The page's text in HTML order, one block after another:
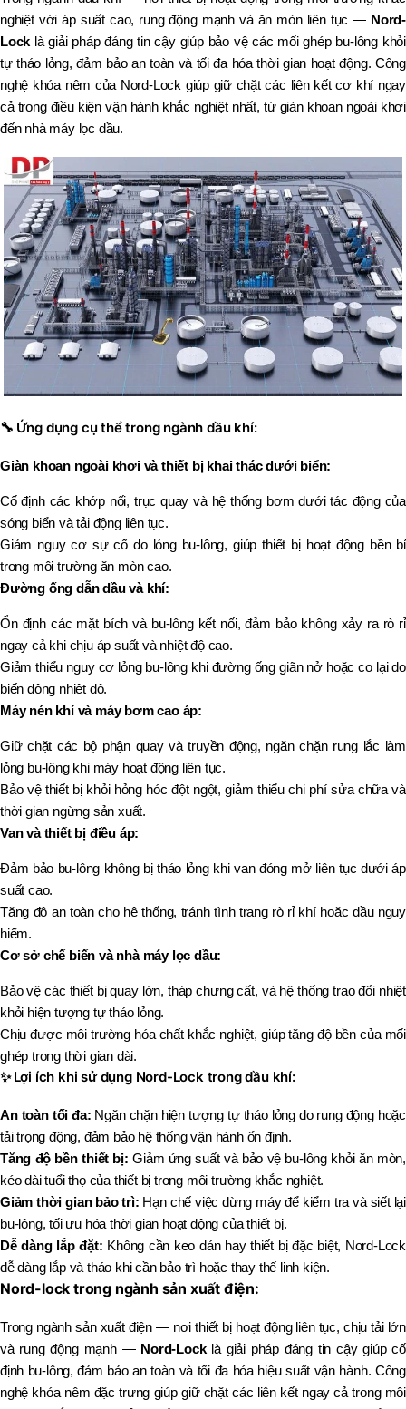
nghiệt với áp suất cao, rung động mạnh và ăn mòn liên tục — Nord-
Lock là giải pháp đáng tin cậy giúp bảo vệ các mối ghép bu-lông khỏi
tự tháo lỏng, đảm bảo an toàn và tối đa hóa thời gian hoạt động. Công
nghệ khóa nêm của Nord-Lock giúp giữ chặt các liên kết cơ khí ngay
cả trong điều kiện vận hành khắc nghiệt nhất, từ giàn khoan ngoài khơi
đến nhà máy lọc dầu.
🔧 Ứng dụng cụ thể trong ngành dầu khí:
Giàn khoan ngoài khơi và thiết bị khai thác dưới biển:
Cố định các khớp nối, trục quay và hệ thống bơm dưới tác động của
sóng biển và tải động liên tục.
Giảm nguy cơ sự cố do lỏng bu-lông, giúp thiết bị hoạt động bền bỉ
trong môi trường ăn mòn cao.
Đường ống dẫn dầu và khí:
Ổn định các mặt bích và bu-lông kết nối, đảm bảo không xảy ra rò rỉ
ngay cả khi chịu áp suất và nhiệt độ cao.
Giảm thiểu nguy cơ lỏng bu-lông khi đường ống giãn nở hoặc co lại do
biến động nhiệt độ.
Máy nén khí và máy bơm cao áp:
Giữ chặt các bộ phận quay và truyền động, ngăn chặn rung lắc làm
lỏng bu-lông khi máy hoạt động liên tục.
Bảo vệ thiết bị khỏi hỏng hóc đột ngột, giảm thiểu chi phí sửa chữa và
thời gian ngừng sản xuất.
Van và thiết bị điều áp:
Đảm bảo bu-lông không bị tháo lỏng khi van đóng mở liên tục dưới áp
suất cao.
Tăng độ an toàn cho hệ thống, tránh tình trạng rò rỉ khí hoặc dầu nguy
hiểm.
Cơ sở chế biến và nhà máy lọc dầu:
Bảo vệ các thiết bị quay lớn, tháp chưng cất, và hệ thống trao đổi nhiệt
khỏi hiện tượng tự tháo lỏng.
Chịu được môi trường hóa chất khắc nghiệt, giúp tăng độ bền của mối
ghép trong thời gian dài.
✨Lợi ích khi sử dụng Nord-Lock trong dầu khí:
An toàn tối đa: Ngăn chặn hiện tượng tự tháo lỏng do rung động hoặc
tải trọng động, đảm bảo hệ thống vận hành ổn định.
Tăng độ bền thiết bị: Giảm ứng suất và bảo vệ bu-lông khỏi ăn mòn,
kéo dài tuổi thọ của thiết bị trong môi trường khắc nghiệt.
Giảm thời gian bảo trì: Hạn chế việc dừng máy để kiểm tra và siết lại
bu-lông, tối ưu hóa thời gian hoạt động của thiết bị.
Dễ dàng lắp đặt: Không cần keo dán hay thiết bị đặc biệt, Nord-Lock
dễ dàng lắp và tháo khi cần bảo trì hoặc thay thế linh kiện.
Nord-lock trong ngành sản xuất điện:
Trong ngành sản xuất điện — nơi thiết bị hoạt động liên tục, chịu tải lớn
và rung động mạnh — Nord-Locklà giải pháp đáng tin cậy giúp cố
định bu-lông, đảm bảo an toàn và tối đa hóa hiệu suất vận hành. Công
nghệ khóa nêm đặc trưng giúp giữ chặt các liên kết ngay cả trong môi